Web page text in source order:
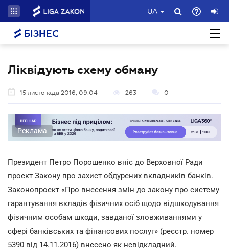
UA
БІЗНЕС
Ліквідують схему обману
15 листопада 2016, 09:04 263 0
Реклама
Президент Петро Порошенко вніс до Верховної Ради
проект Закону про захист обдурених вкладників банків.
Законопроект «Про внесення змін до закону про систему
гарантування вкладів фізичних осіб щодо відшкодування
фізичним особам шкоди, завданої зловживаннями у
сфері банківських та фінансових послуг» (реєстр. номер
5390 від 14.11.2016) внесено як невідкладний.